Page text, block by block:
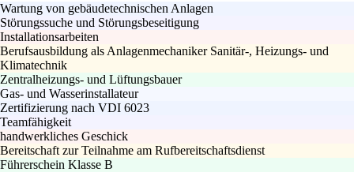
Wartung von gebäudetechnischen Anlagen
Störungssuche und Störungsbeseitigung
Installationsarbeiten
Berufsausbildung als Anlagenmechaniker Sanitär-, Heizungs- und
Klimatechnik
Zentralheizungs- und Lüftungsbauer
Gas- und Wasserinstallateur
Zertifizierung nach VDI 6023
Teamfähigkeit
handwerkliches Geschick
Bereitschaft zur Teilnahme am Rufbereitschaftsdienst
Führerschein Klasse B